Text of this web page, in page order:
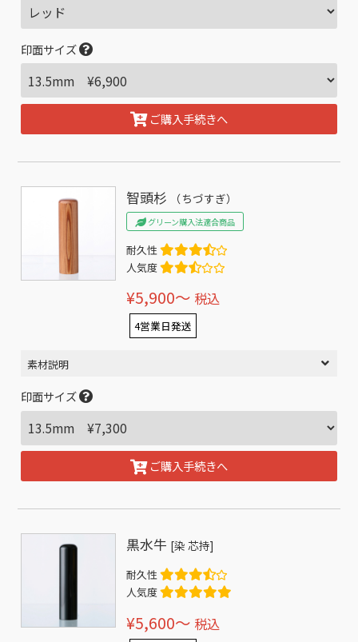
印面サイズ
ご購入手続きへ
智頭杉 （ちづすぎ）
グリーン購入法適合商品
耐久性
人気度
¥5,900〜 税込
4営業日発送
素材説明
印面サイズ
ご購入手続きへ
黒水牛 [染 芯持]
耐久性
人気度
¥5,600〜 税込